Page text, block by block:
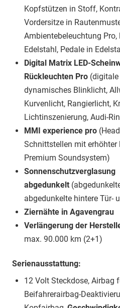
Kopfstützen in Stoff,
Vordersitze in
Ambientebeleuchtung
Edelstahl, Pedale in
Digital Matrix LED-
Rückleuchten Pro
dynamisches Blinklicht,
Kurvenlicht, Rangierlicht,
Lichtinszenierung, Audi-
MMI experience pro
Schnittstellen mit erhöhter
Premium Soundsystem)
Sonnenschutzverglasung
abgedunkelt
abgedunkelte hintere Tür-
Ziernähte in Agavengrau
Verlängerung der
max. 90.000 km (2+1)
Serienausstattung:
12 Volt Steckdose, Airbag
Beifahrerairbag-